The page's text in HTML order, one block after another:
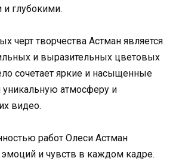
глубокими.
черт творчества Астман является
и выразительных цветовых
сочетает яркие и насыщенные
уникальную атмосферу и
видео.
работ Олеси Астман
эмоций и чувств в каждом кадре.